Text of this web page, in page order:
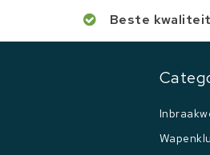
Beste kwaliteit